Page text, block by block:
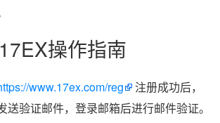
17EX操作指南
www.17ex.com/reg
注册成功后，
送验证邮件，登录邮箱后进行邮件验证。